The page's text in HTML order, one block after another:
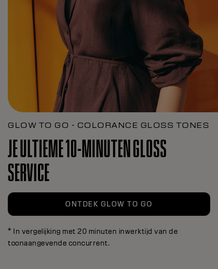
GLOW TO GO - COLORANCE GLOSS TONES
JE ULTIEME 10-MINUTEN GLOSS
SERVICE
ONTDEK GLOW TO GO
* In vergelijking met 20 minuten inwerktijd van de
toonaangevende concurrent.